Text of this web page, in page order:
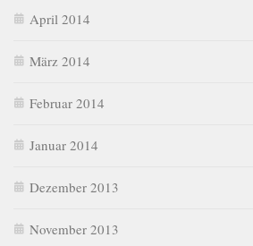
April 2014
März 2014
Februar 2014
Januar 2014
Dezember 2013
November 2013